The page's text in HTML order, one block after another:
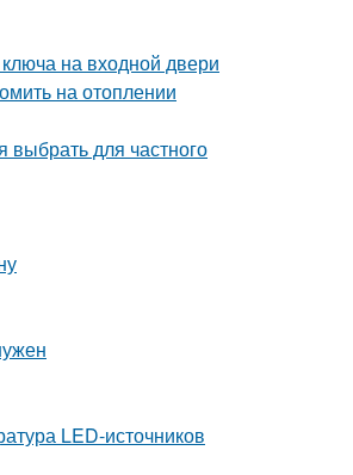
на входной двери
на отоплении
выбрать для частного
LED-источников